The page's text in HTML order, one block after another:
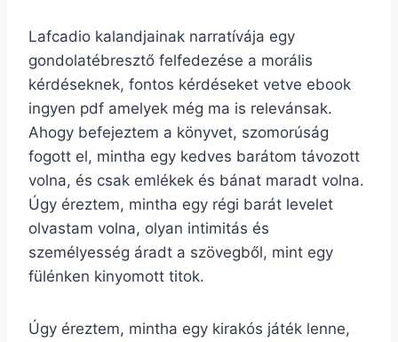
Lafcadio kalandjainak narratívája egy
gondolatébresztő felfedezése a morális
kérdéseknek, fontos kérdéseket vetve ebook
ingyen pdf amelyek még ma is relevánsak.
Ahogy befejeztem a könyvet, szomorúság
fogott el, mintha egy kedves barátom távozott
volna, és csak emlékek és bánat maradt volna.
Úgy éreztem, mintha egy régi barát levelet
olvastam volna, olyan intimitás és
személyesség áradt a szövegből, mint egy
fülénken kinyomott titok.
Úgy éreztem, mintha egy kirakós játék lenne,